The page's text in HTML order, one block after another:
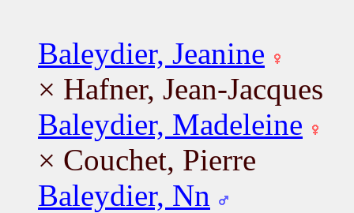
Baleydier, Jeanine
× Hafner, Jean-Jacques
Baleydier, Madeleine
× Couchet, Pierre
Baleydier, Nn